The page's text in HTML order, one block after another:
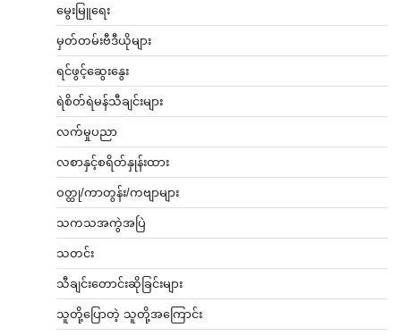
မွေးမြူရေး
မှတ်တမ်းဗီဒီယိုများ
ရင်ဖွင့်ဆွေးနွေး
ရဲစိတ်ရဲမန်သီချင်းများ
လက်မှုပညာ
လစာနှင့်စရိတ်နှုန်းထား
ဝတ္ထု/ကာတွန်း/ကဗျာများ
သကသအကွဲအပြဲ
သတင်း
သီချင်းတောင်းဆိုခြင်းများ
သူတို့ပြောတဲ့ သူတို့အကြောင်း